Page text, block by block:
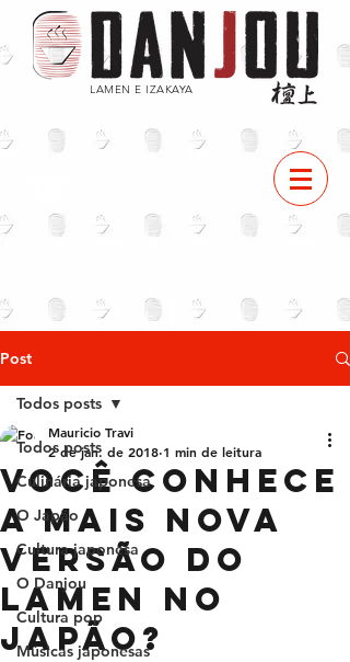
LAMEN E IZAKAYA
Post
Todos posts
Culinária japonesa
O Japão
Cultura japonesa
O Danjou
Cultura pop
Músicas japonesas
Todos posts
Você conhece
a mais nova
versão do
Lamen no
Japão?
Mauricio Travi
2 de jan. de 2018 1 min de leitura